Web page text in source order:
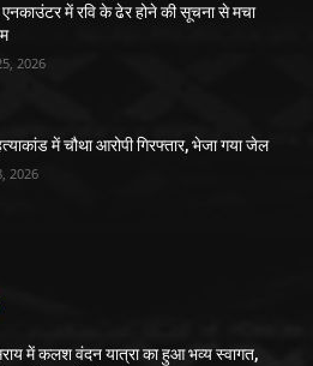
में रवि के ढेर होने की सूचना से मचा
2026
में चौथा आरोपी गिरफ्तार, भेजा गया जेल
2026
में कलश वंदन यात्रा का हुआ भव्य स्वागत,